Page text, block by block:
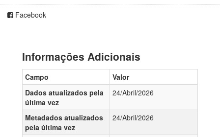
Facebook
Informações Adicionais
Campo
Valor
Dados atualizados pela
última vez
24/Abril/2026
Metadados atualizados
pela última vez
24/Abril/2026